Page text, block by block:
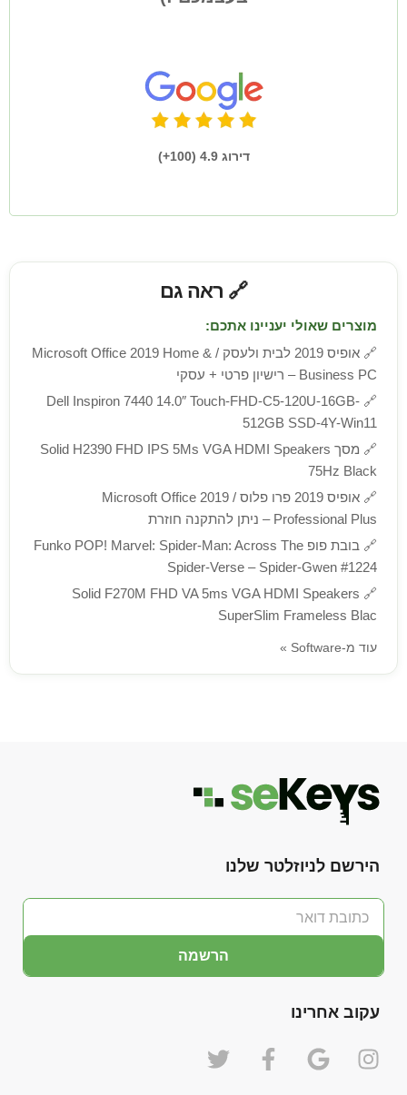
דירוג 4.9 (100+)
🔗 ראה גם
מוצרים שאולי יעניינו אתכם:
🔗
אופיס 2019 לבית ולעסק / Microsoft Office 2019 Home &
Business PC – רישיון פרטי + עסקי
🔗
Dell Inspiron 7440 14.0″ Touch-FHD-C5-120U-16GB-
512GB SSD-4Y-Win11
🔗
מסך Solid H2390 FHD IPS 5Ms VGA HDMI Speakers
75Hz Black
🔗
אופיס 2019 פרו פלוס / Microsoft Office 2019
Professional Plus – ניתן להתקנה חוזרת
🔗
בובת פופ Funko POP! Marvel: Spider-Man: Across The
Spider-Verse – Spider-Gwen #1224
🔗
Solid F270M FHD VA 5ms VGA HDMI Speakers
SuperSlim Frameless Blac
עוד מ-Software »
הירשם לניוזלטר שלנו
הרשמה
עקוב אחרינו